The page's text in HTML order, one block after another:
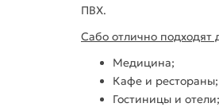
ПВХ.
Сабо отлично подходят
Медицина;
Кафе и рестораны;
Гостиницы и отели;